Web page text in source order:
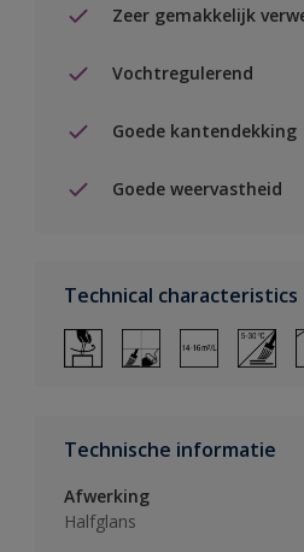
Zeer gemakkelijk
Vochtregulerend
Goede kantendekking
Goede weervastheid
Technical characteristics
Technische informatie
Afwerking
Halfglans